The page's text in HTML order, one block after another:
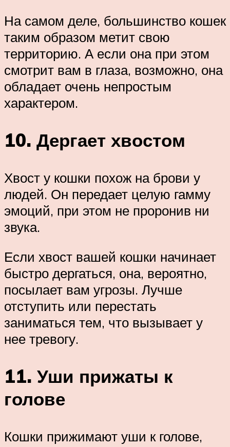
На самом деле, большинство кошек
таким образом метит свою
территорию. А если она при этом
смотрит вам в глаза, возможно, она
обладает очень непростым
характером.
10. Дергает хвостом
Хвост у кошки похож на брови у
людей. Он передает целую гамму
эмоций, при этом не проронив ни
звука.
Если хвост вашей кошки начинает
быстро дергаться, она, вероятно,
посылает вам угрозы. Лучше
отступить или перестать
заниматься тем, что вызывает у
нее тревогу.
11. Уши прижаты к
голове
Кошки прижимают уши к голове,